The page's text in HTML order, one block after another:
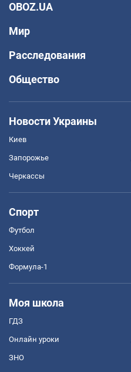
OBOZ.UA
Мир
Расследования
Общество
Новости Украины
Киев
Запорожье
Черкассы
Спорт
Футбол
Хоккей
Формула-1
Моя школа
ГДЗ
Онлайн уроки
ЗНО